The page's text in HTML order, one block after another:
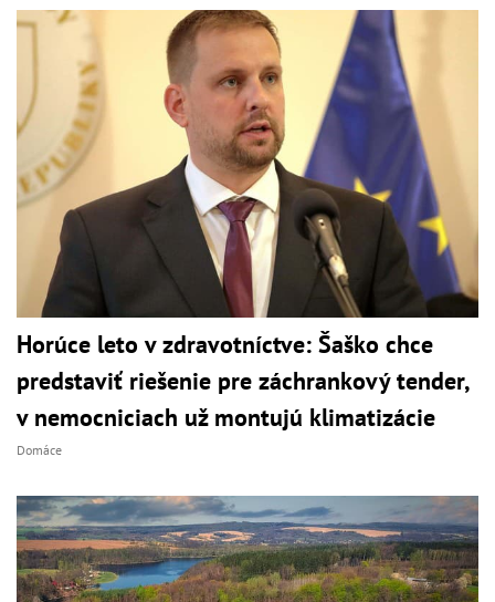
Horúce leto v zdravotníctve: Šaško chce
predstaviť riešenie pre záchrankový tender,
v nemocniciach už montujú klimatizácie
Domáce